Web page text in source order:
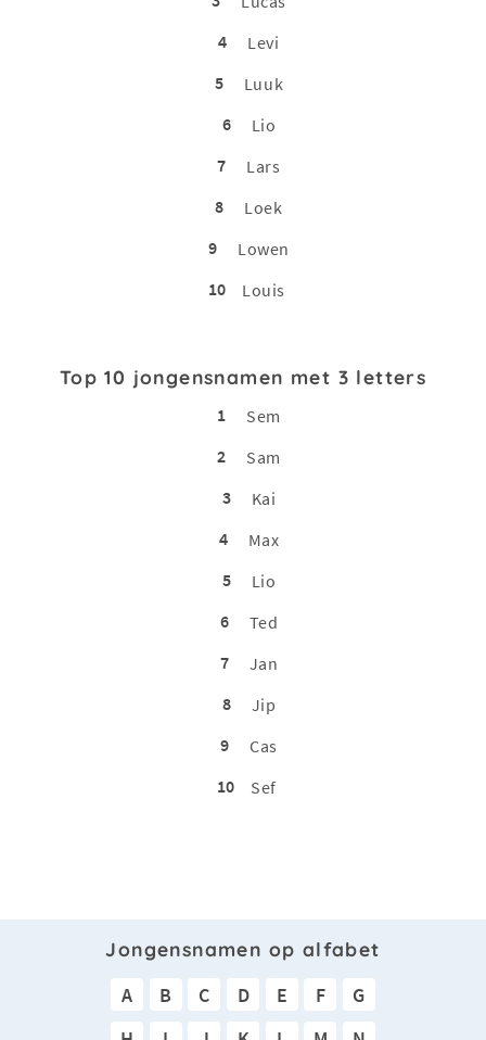
4
Levi
5
Luuk
6
Lio
7
Lars
8
Loek
9
Lowen
10
Louis
Top 10 jongensnamen met 3 letters
1
Sem
2
Sam
3
Kai
4
Max
5
Lio
6
Ted
7
Jan
8
Jip
9
Cas
10
Sef
Jongensnamen op alfabet
A B C D E F
G